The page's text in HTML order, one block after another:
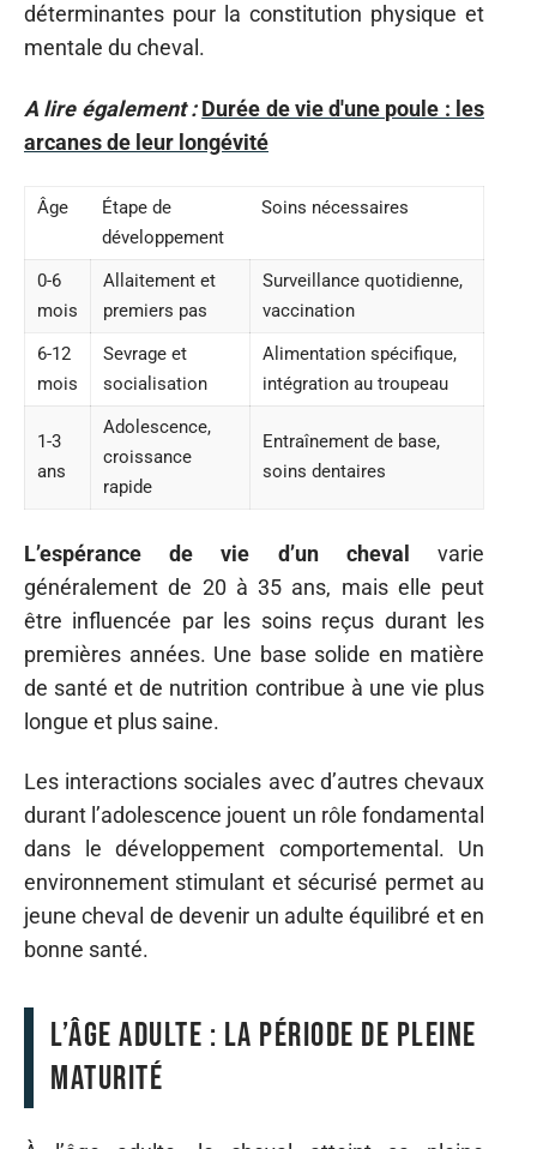
déterminantes pour la constitution physique et
mentale du cheval.
A lire également : Durée de vie d'une poule : les
arcanes de leur longévité
Âge
Étape de
développement
Soins nécessaires
0-6
mois
Allaitement et
premiers pas
Surveillance quotidienne,
vaccination
6-12
mois
Sevrage et
socialisation
Alimentation spécifique,
intégration au troupeau
1-3
ans
Adolescence,
croissance
rapide
Entraînement de base,
soins dentaires
L’espérance de vie d’un cheval varie
généralement de 20 à 35 ans, mais elle peut
être influencée par les soins reçus durant les
premières années. Une base solide en matière
de santé et de nutrition contribue à une vie plus
longue et plus saine.
Les interactions sociales avec d’autres chevaux
durant l’adolescence jouent un rôle fondamental
dans le développement comportemental. Un
environnement stimulant et sécurisé permet au
jeune cheval de devenir un adulte équilibré et en
bonne santé.
L’âge adulte : la période de pleine
maturité